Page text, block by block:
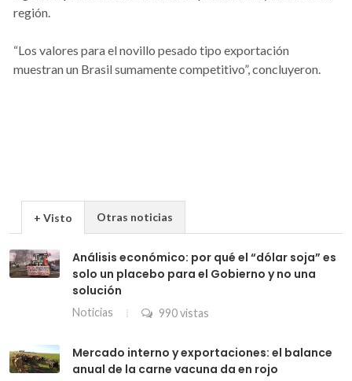
región.
“Los valores para el novillo pesado tipo exportación
muestran un Brasil sumamente competitivo”, concluyeron.
+ Visto Otras noticias
Análisis económico: por qué el “dólar soja” es
solo un placebo para el Gobierno y no una
solución
Noticias 990 vistas
Mercado interno y exportaciones: el balance
anual de la carne vacuna da en rojo